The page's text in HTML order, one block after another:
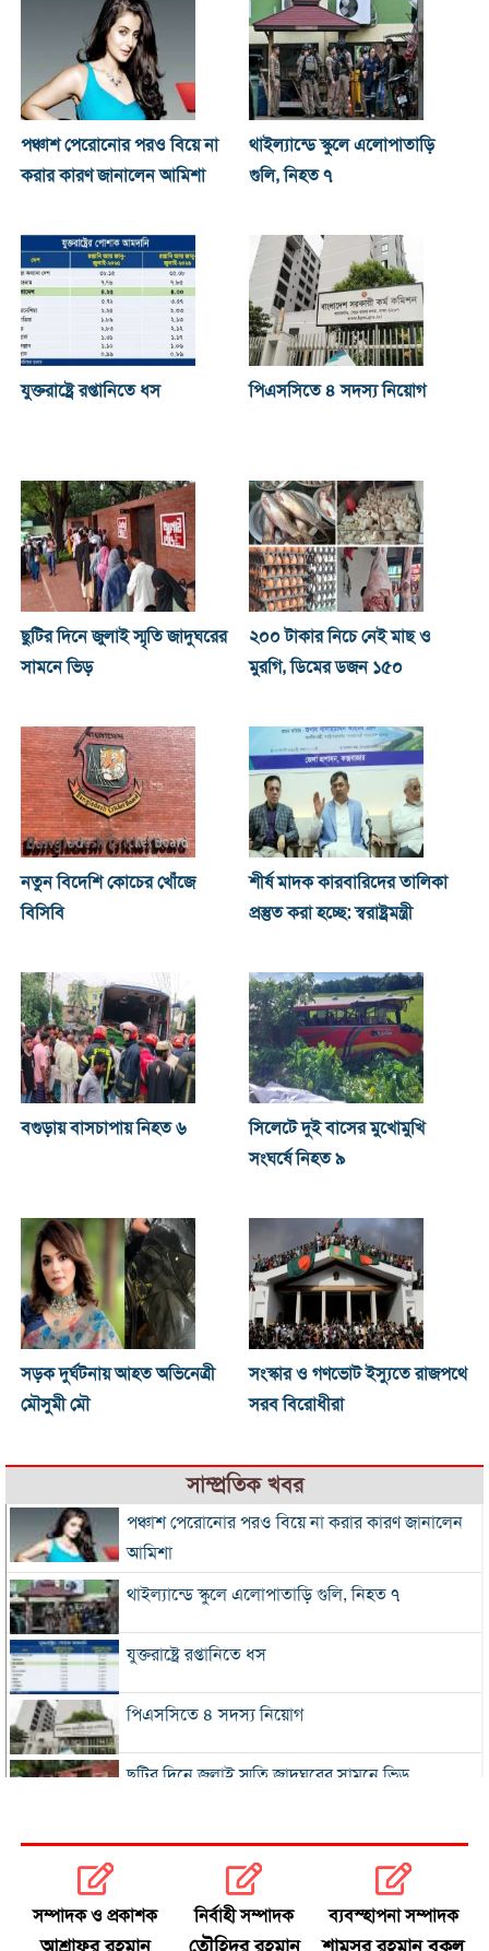
পঞ্চাশ পেরোনোর পরও বিয়ে না
করার কারণ জানালেন আমিশা
থাইল্যান্ডে স্কুলে এলোপাতাড়ি
গুলি, নিহত ৭
যুক্তরাষ্ট্রে রপ্তানিতে ধস পিএসসিতে ৪ সদস্য নিয়োগ
ছুটির দিনে জুলাই স্মৃতি জাদুঘরের
সামনে ভিড়
২০০ টাকার নিচে নেই মাছ ও
মুরগি, ডিমের ডজন ১৫০
নতুন বিদেশি কোচের খোঁজে
বিসিবি
শীর্ষ মাদক কারবারিদের তালিকা
প্রস্তুত করা হচ্ছে: স্বরাষ্ট্রমন্ত্রী
বগুড়ায় বাসচাপায় নিহত ৬
সিলেটে দুই বাসের মুখোমুখি
সংঘর্ষে নিহত ৯
সড়ক দুর্ঘটনায় আহত অভিনেত্রী
মৌসুমী মৌ
সংস্কার ও গণভোট ইস্যুতে রাজপথে
সরব বিরোধীরা
সাম্প্রতিক খবর
পঞ্চাশ পেরোনোর পরও বিয়ে না করার কারণ জানালেন
আমিশা
থাইল্যান্ডে স্কুলে এলোপাতাড়ি গুলি, নিহত ৭
যুক্তরাষ্ট্রে রপ্তানিতে ধস
পিএসসিতে ৪ সদস্য নিয়োগ
ছুটির দিনে জুলাই স্মৃতি জাদুঘরের সামনে ভিড়
নতুন বিদেশি কোচের খোঁজে বিসিবি
সম্পাদক ও প্রকাশক নির্বাহী সম্পাদক ব্যবস্হাপনা সম্পাদক